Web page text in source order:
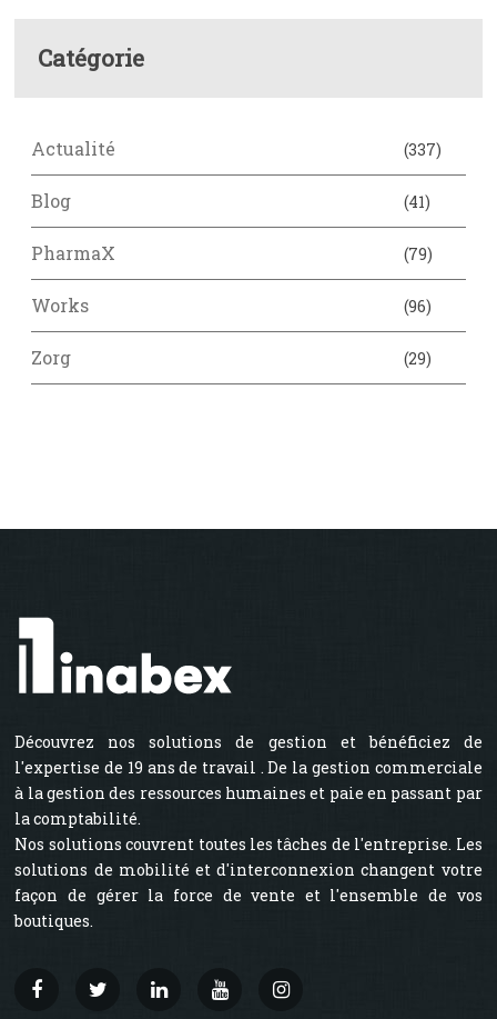
Catégorie
Actualité (337)
Blog (41)
PharmaX (79)
Works (96)
Zorg (29)
Découvrez nos solutions de gestion et bénéficiez de
l'expertise de 19 ans de travail . De la gestion commerciale
à la gestion des ressources humaines et paie en passant par
la comptabilité.
Nos solutions couvrent toutes les tâches de l'entreprise. Les
solutions de mobilité et d'interconnexion changent votre
façon de gérer la force de vente et l'ensemble de vos
boutiques.